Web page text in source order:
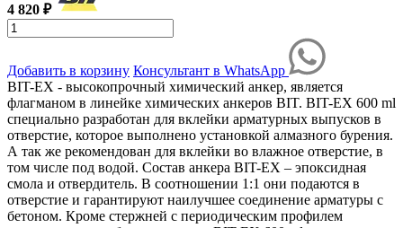
4 820 ₽
Добавить в корзину Консультант в WhatsApp
BIT-EX - высокопрочный химический анкер, является
флагманом в линейке химических анкеров BIT. BIT-EX 600 ml
специально разработан для вклейки арматурных выпусков в
отверстие, которое выполнено установкой алмазного бурения.
А так же рекомендован для вклейки во влажное отверстие, в
том числе под водой. Состав анкера BIT-EX – эпоксидная
смола и отвердитель. В соотношении 1:1 они подаются в
отверстие и гарантируют наилучшее соединение арматуры с
бетоном. Кроме стержней с периодическим профилем